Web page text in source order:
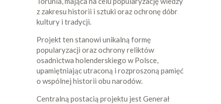
z zakresu historii i sztuki oraz ochronę dóbr
kultury i tradycji.
Projekt ten stanowi unikalną formę
popularyzacji oraz ochrony reliktów
osadnictwa holenderskiego w Polsce,
upamiętniając utraconą i rozproszoną pamięć
o wspólnej historii obu narodów.
Centralną postacią projektu jest Generał